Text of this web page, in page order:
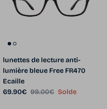
lunettes de lecture anti-
lumière bleue Free FR470
Ecaille
Prix soldé
69.90€ Prix habituel
99.00€ Solde